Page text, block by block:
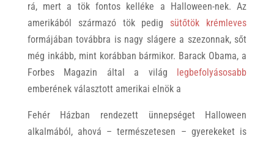
rá, mert a tök fontos kelléke a Halloween-nek. Az
amerikából származó tök pedig sütőtök krémleves
formájában továbbra is nagy slágere a szezonnak, sőt
még inkább, mint korábban bármikor. Barack Obama, a
Forbes Magazin által a világ legbefolyásosabb
emberének választott amerikai elnök a
Fehér Házban rendezett ünnepséget Halloween
alkalmából, ahová – természetesen – gyerekeket is